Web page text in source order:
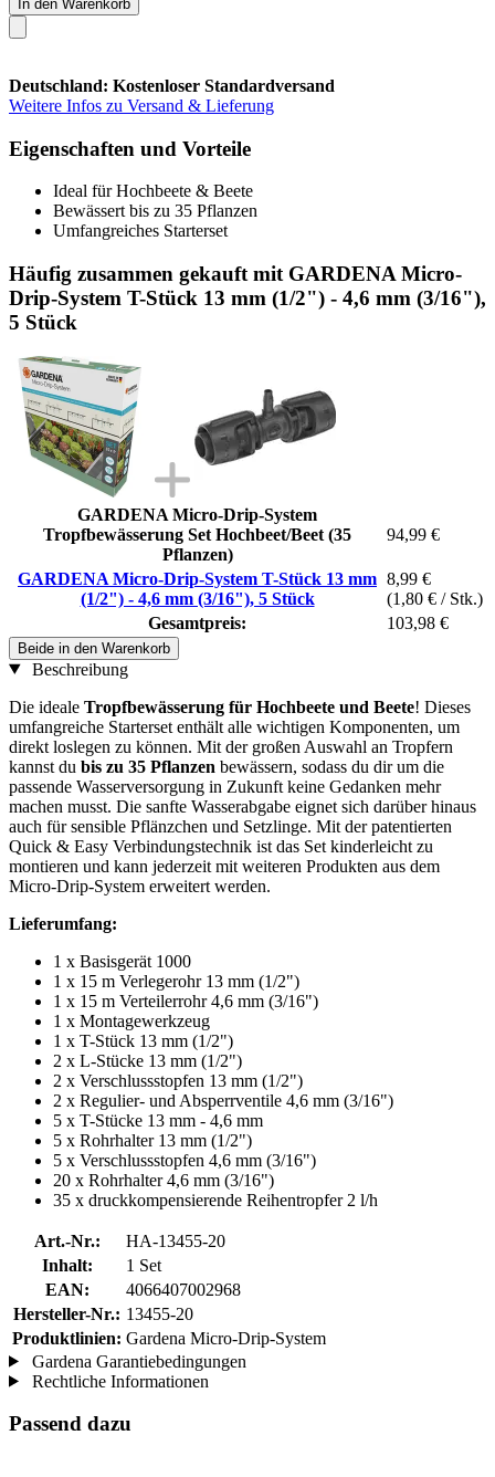
In den Warenkorb
Deutschland: Kostenloser Standardversand
Weitere Infos zu Versand & Lieferung
Eigenschaften und Vorteile
Ideal für Hochbeete & Beete
Bewässert bis zu 35 Pflanzen
Umfangreiches Starterset
Häufig zusammen gekauft mit GARDENA Micro-
Drip-System T-Stück 13 mm (1/2") - 4,6 mm (3/16"),
5 Stück
GARDENA Micro-Drip-System
Tropfbewässerung Set Hochbeet/Beet (35
Pflanzen)
94,99 €
GARDENA Micro-Drip-System T-Stück 13 mm
(1/2") - 4,6 mm (3/16"), 5 Stück
8,99 €
(1,80 € / Stk.)
Gesamtpreis:
103,98 €
Beide in den Warenkorb
Beschreibung
Die ideale Tropfbewässerung für Hochbeete und Beete! Dieses
umfangreiche Starterset enthält alle wichtigen Komponenten, um
direkt loslegen zu können. Mit der großen Auswahl an Tropfern
kannst du bis zu 35 Pflanzen bewässern, sodass du dir um die
passende Wasserversorgung in Zukunft keine Gedanken mehr
machen musst. Die sanfte Wasserabgabe eignet sich darüber hinaus
auch für sensible Pflänzchen und Setzlinge. Mit der patentierten
Quick & Easy Verbindungstechnik ist das Set kinderleicht zu
montieren und kann jederzeit mit weiteren Produkten aus dem
Micro-Drip-System erweitert werden.
Lieferumfang:
1 x Basisgerät 1000
1 x 15 m Verlegerohr 13 mm (1/2")
1 x 15 m Verteilerrohr 4,6 mm (3/16")
1 x Montagewerkzeug
1 x T-Stück 13 mm (1/2")
2 x L-Stücke 13 mm (1/2")
2 x Verschlussstopfen 13 mm (1/2")
2 x Regulier- und Absperrventile 4,6 mm (3/16")
5 x T-Stücke 13 mm - 4,6 mm
5 x Rohrhalter 13 mm (1/2")
5 x Verschlussstopfen 4,6 mm (3/16")
20 x Rohrhalter 4,6 mm (3/16")
35 x druckkompensierende Reihentropfer 2 l/h
Art.-Nr.:
HA-13455-20
Inhalt:
1 Set
EAN:
4066407002968
Hersteller-Nr.: 13455-20
Produktlinien: Gardena Micro-Drip-System
Gardena Garantiebedingungen
Rechtliche Informationen
Passend dazu